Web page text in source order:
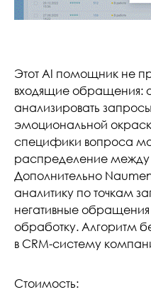
Этот AI помощник не
входящие обращения:
анализировать
эмоциональной
специфики вопроса
распределение
Дополнительно
аналитику по точкам
негативные обращения
обработку. Алгоритм
в CRM-систему
Стоимость: